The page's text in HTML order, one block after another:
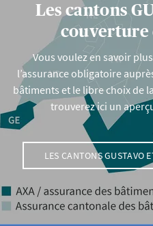
Les cantons
couverture
Vous voulez en savoir
l’assurance obligatoire
bâtiments et le libre choix de
trouverez ici un
LES CANTONS GUSTAVO